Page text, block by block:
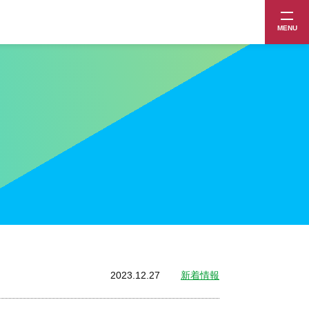
MENU
2023.12.27 新着情報